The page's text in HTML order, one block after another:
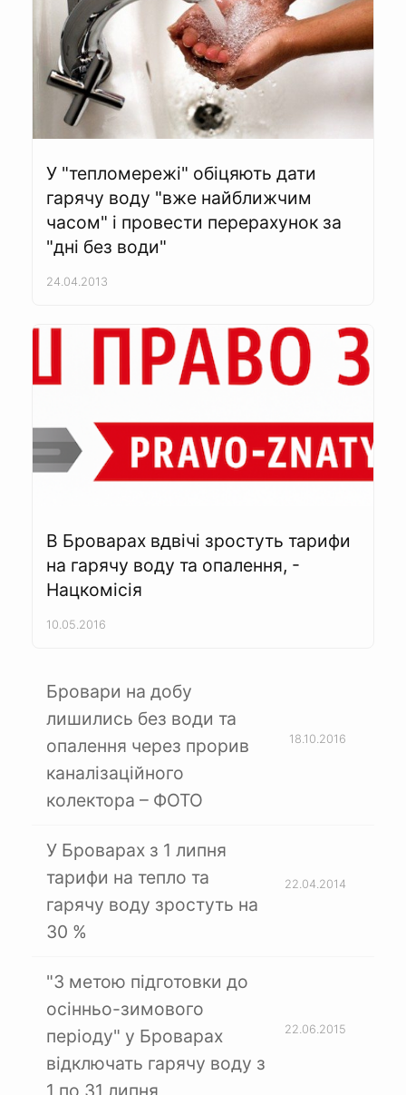
У "тепломережі" обіцяють дати
гарячу воду "вже найближчим
часом" і провести перерахунок за
"дні без води"
24.04.2013
В Броварах вдвічі зростуть тарифи
на гарячу воду та опалення, -
Нацкомісія
10.05.2016
Бровари на добу
лишились без води та
опалення через прорив
каналізаційного
колектора – ФОТО
18.10.2016
У Броварах з 1 липня
тарифи на тепло та
гарячу воду зростуть на
30 %
22.04.2014
"З метою підготовки до
осінньо-зимового
періоду" у Броварах
відключать гарячу воду з
22.06.2015